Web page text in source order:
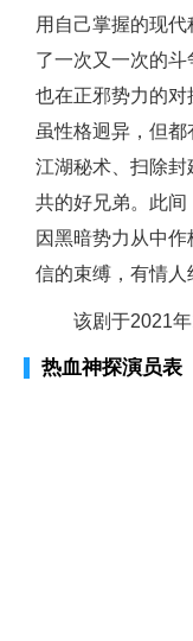
用自己掌握的现
了一次又一次的
也在正邪势力的
虽性格迥异，但
江湖秘术、扫除
共的好兄弟。此
因黑暗势力从中
信的束缚，有情人
该剧于2021
热血神探演员表